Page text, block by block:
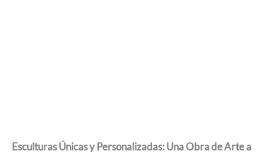
Esculturas Únicas y Personalizadas: Una Obra de Arte a